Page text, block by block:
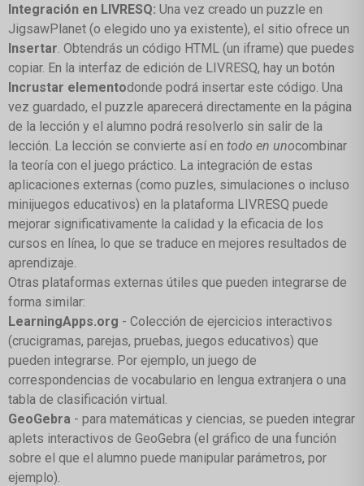
Integración en LIVRESQ: Una vez creado un puzzle en
JigsawPlanet (o elegido uno ya existente), el sitio ofrece un
Insertar . Obtendrás un código HTML (un iframe) que puedes
copiar. En la interfaz de edición de LIVRESQ, hay un botón
Incrustar elementodonde podrá insertar este código. Una
vez guardado, el puzzle aparecerá directamente en la página
de la lección y el alumno podrá resolverlo sin salir de la
lección. La lección se convierte así en todo en unocombinar
la teoría con el juego práctico. La integración de estas
aplicaciones externas (como puzles, simulaciones o incluso
minijuegos educativos) en la plataforma LIVRESQ puede
mejorar significativamente la calidad y la eficacia de los
cursos en línea, lo que se traduce en mejores resultados de
aprendizaje.
Otras plataformas externas útiles que pueden integrarse de
forma similar:
LearningApps.org - Colección de ejercicios interactivos
(crucigramas, parejas, pruebas, juegos educativos) que
pueden integrarse. Por ejemplo, un juego de
correspondencias de vocabulario en lengua extranjera o una
tabla de clasificación virtual.
GeoGebra - para matemáticas y ciencias, se pueden integrar
aplets interactivos de GeoGebra (el gráfico de una función
sobre el que el alumno puede manipular parámetros, por
ejemplo).